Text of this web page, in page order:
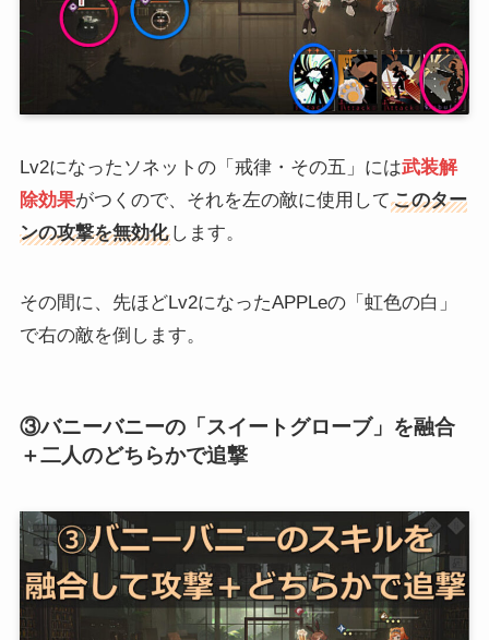
Lv2になったソネットの「戒律・その五」には武装解
除効果がつくので、それを左の敵に使用して このター
ンの攻撃を無効化します。
その間に、先ほどLv2になったAPPLeの「虹色の白」
で右の敵を倒します。
③バニーバニーの「スイートグローブ」を融合
＋二人のどちらかで追撃